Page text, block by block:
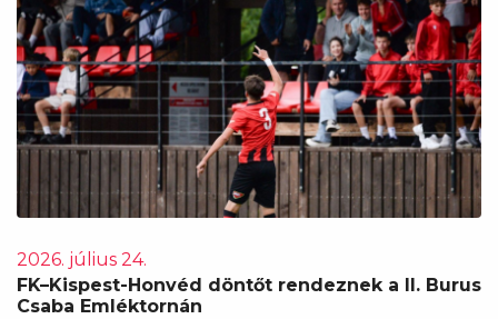
2026. július 24.
FK–Kispest-Honvéd döntőt rendeznek a II. Burus
Csaba Emléktornán